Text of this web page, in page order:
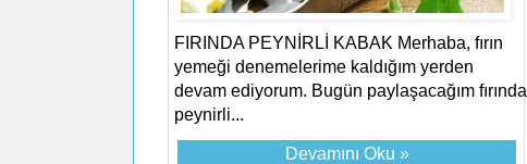
FIRINDA PEYNİRLİ KABAK Merhaba, fırın
yemeği denemelerime kaldığım yerden
devam ediyorum. Bugün paylaşacağım fırında
peynirli...
Devamını Oku »